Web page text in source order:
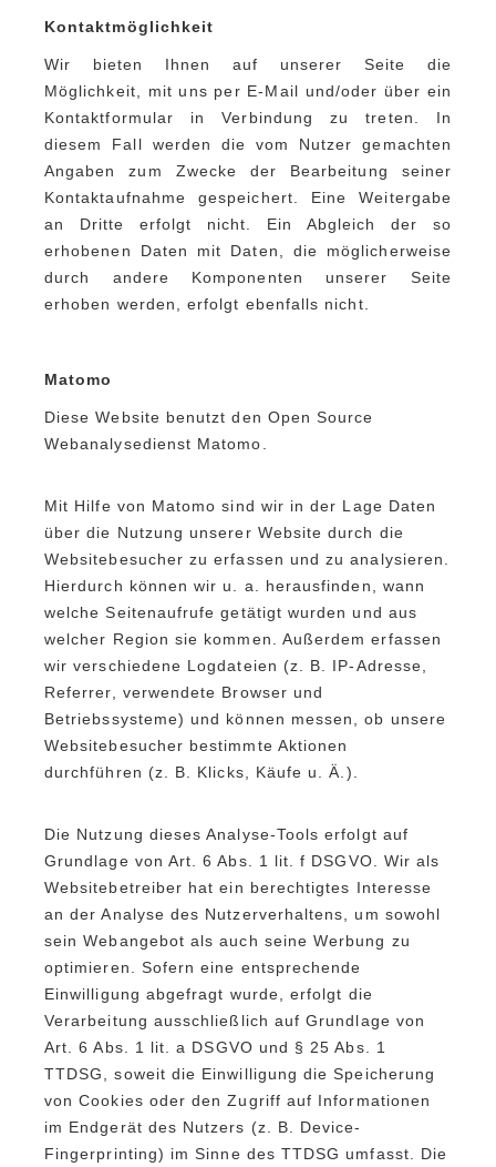
Kontaktmöglichkeit
Wir bieten Ihnen auf unserer Seite die
Möglichkeit, mit uns per E-Mail und/oder über ein
Kontaktformular in Verbindung zu treten. In
diesem Fall werden die vom Nutzer gemachten
Angaben zum Zwecke der Bearbeitung seiner
Kontaktaufnahme gespeichert. Eine Weitergabe
an Dritte erfolgt nicht. Ein Abgleich der so
erhobenen Daten mit Daten, die möglicherweise
durch andere Komponenten unserer Seite
erhoben werden, erfolgt ebenfalls nicht.
Matomo
Diese Website benutzt den Open Source
Webanalysedienst Matomo.
Mit Hilfe von Matomo sind wir in der Lage Daten
über die Nutzung unserer Website durch die
Websitebesucher zu erfassen und zu analysieren.
Hierdurch können wir u. a. herausfinden, wann
welche Seitenaufrufe getätigt wurden und aus
welcher Region sie kommen. Außerdem erfassen
wir verschiedene Logdateien (z. B. IP-Adresse,
Referrer, verwendete Browser und
Betriebssysteme) und können messen, ob unsere
Websitebesucher bestimmte Aktionen
durchführen (z. B. Klicks, Käufe u. Ä.).
Die Nutzung dieses Analyse-Tools erfolgt auf
Grundlage von Art. 6 Abs. 1 lit. f DSGVO. Wir als
Websitebetreiber hat ein berechtigtes Interesse
an der Analyse des Nutzerverhaltens, um sowohl
sein Webangebot als auch seine Werbung zu
optimieren. Sofern eine entsprechende
Einwilligung abgefragt wurde, erfolgt die
Verarbeitung ausschließlich auf Grundlage von
Art. 6 Abs. 1 lit. a DSGVO und § 25 Abs. 1
TTDSG, soweit die Einwilligung die Speicherung
von Cookies oder den Zugriff auf Informationen
im Endgerät des Nutzers (z. B. Device-
Fingerprinting) im Sinne des TTDSG umfasst. Die